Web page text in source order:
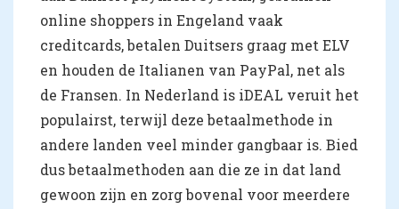
online shoppers in Engeland vaak
creditcards, betalen Duitsers graag met ELV
en houden de Italianen van PayPal, net als
de Fransen. In Nederland is iDEAL veruit het
populairst, terwijl deze betaalmethode in
andere landen veel minder gangbaar is. Bied
dus betaalmethoden aan die ze in dat land
gewoon zijn en zorg bovenal voor meerdere